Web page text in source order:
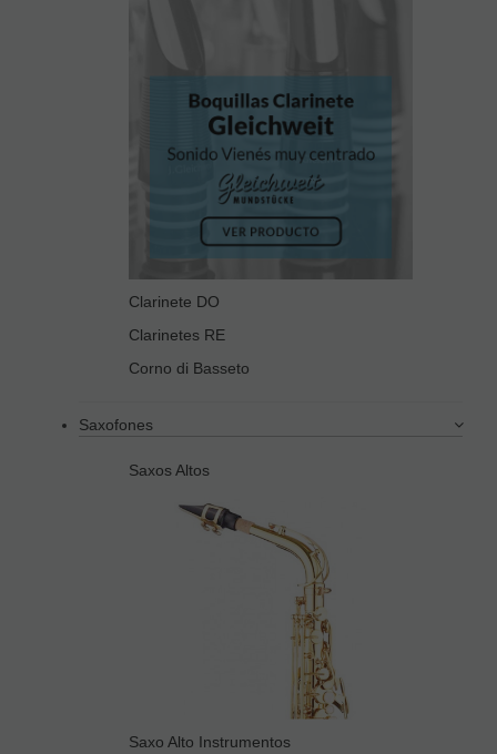
Clarinete DO
Clarinetes RE
Corno di Basseto
Saxofones
Saxos Altos
Saxo Alto Instrumentos